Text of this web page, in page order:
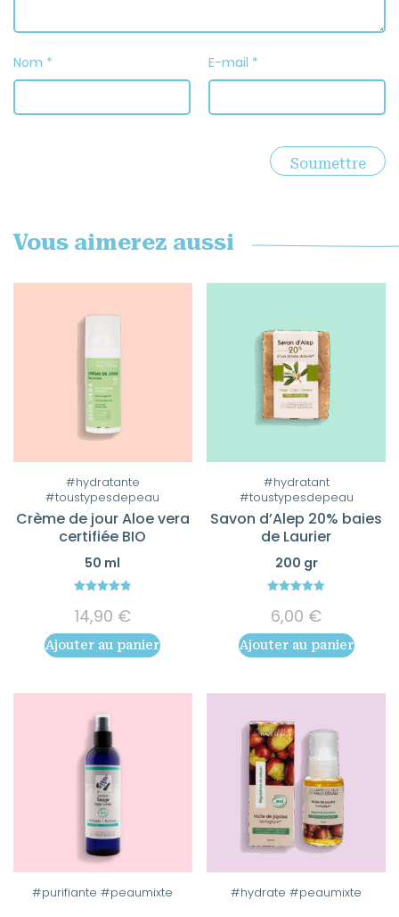
Nom * E-mail *
Vous aimerez aussi
#hydratante
#toustypesdepeau
Crème de jour Aloe vera
certifiée BIO
50 ml
out of 5
14,90 €
Ajouter au panier
#hydratant
#toustypesdepeau
Savon d’Alep 20% baies
de Laurier
200 gr
out of 5
6,00 €
Ajouter au panier
#purifiante #peaumixte #hydrate #peaumixte